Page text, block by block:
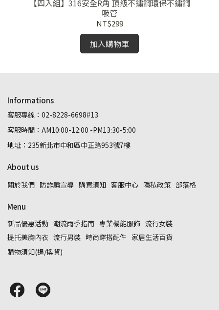
【四入組】316安全R角 頂級不鏽鋼環保不鏽鋼
吸管
NT$299
加入購物車
Informations
客服專線：02-8228-6698#13
客服時間：AM10:00-12:00 -PM13:30-5:00
地址：235新北市中和區中正路953號7樓
About us
關於我們 防詐騙宣導 購買須知 客服中心 隱私政策 部落格
Menu
新品優惠活動 潮流雨季指南 專業機能服飾 流行女裝
提托美胸內衣 流行男裝 時尚穿搭配件 家居生活百貨
購物須知(退/換貨)